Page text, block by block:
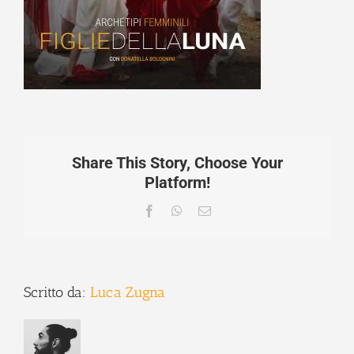
Share This Story, Choose Your
Platform!
FacebookWhatsApp
Email
Scritto da: Luca Zugna